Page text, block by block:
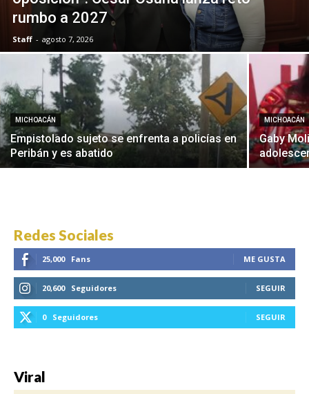
rumbo a 2027
Staff - agosto 7, 2026
MICHOACÁN
Empistolado sujeto se enfrenta a policías en
Peribán y es abatido
MICHOACÁN
Gaby
Redes Sociales
25,000 Fans ME GUSTA
20,600 Seguidores SEGUIR
0 Seguidores SEGUIR
Viral